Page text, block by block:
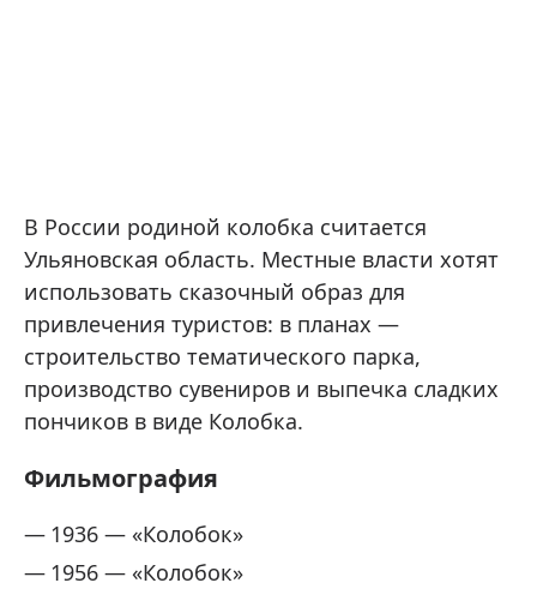
В России родиной колобка считается
Ульяновская область. Местные власти хотят
использовать сказочный образ для
привлечения туристов: в планах —
строительство тематического парка,
производство сувениров и выпечка сладких
пончиков в виде Колобка.
Фильмография
1936 — «Колобок»
1956 — «Колобок»